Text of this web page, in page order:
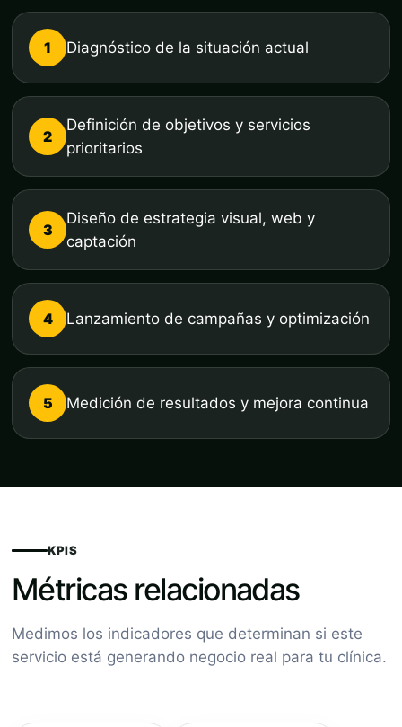
1 Diagnóstico de la situación actual
2
Definición de objetivos y servicios
prioritarios
3
Diseño de estrategia visual, web y
captación
4 Lanzamiento de campañas y optimización
5 Medición de resultados y mejora continua
KPIS
Métricas relacionadas
Medimos los indicadores que determinan si este
servicio está generando negocio real para tu clínica.